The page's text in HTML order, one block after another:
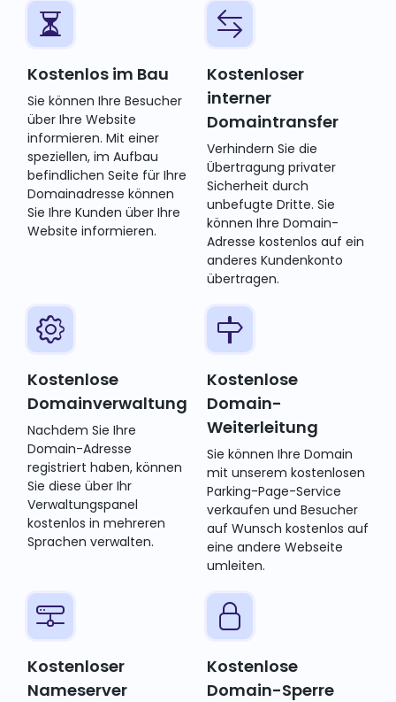
Kostenlos im Bau
Sie können Ihre Besucher
über Ihre Website
informieren. Mit einer
speziellen, im Aufbau
befindlichen Seite für Ihre
Domainadresse können
Sie Ihre Kunden über Ihre
Website informieren.
Kostenloser
interner
Domaintransfer
Verhindern Sie die
Übertragung privater
Sicherheit durch
unbefugte Dritte. Sie
können Ihre Domain-
Adresse kostenlos auf ein
anderes Kundenkonto
übertragen.
Kostenlose
Domainverwaltung
Nachdem Sie Ihre
Domain-Adresse
registriert haben, können
Sie diese über Ihr
Verwaltungspanel
kostenlos in mehreren
Sprachen verwalten.
Kostenlose
Domain-
Weiterleitung
Sie können Ihre Domain
mit unserem kostenlosen
Parking-Page-Service
verkaufen und Besucher
auf Wunsch kostenlos auf
eine andere Webseite
umleiten.
Kostenloser
Nameserver
Kostenlose
Domain-Sperre